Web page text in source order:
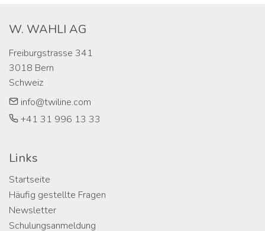
W. WAHLI AG
Freiburgstrasse 341
3018 Bern
Schweiz
info@twiline.com
+41 31 996 13 33
Links
Startseite
Häufig gestellte Fragen
Newsletter
Schulungsanmeldung